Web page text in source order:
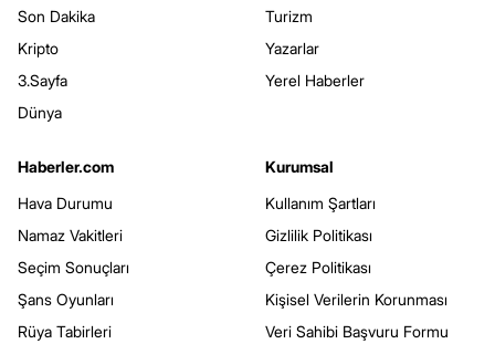
Son Dakika
Kripto
3.Sayfa
Dünya
Turizm
Yazarlar
Yerel Haberler
Haberler.com
Hava Durumu
Namaz Vakitleri
Seçim Sonuçları
Şans Oyunları
Rüya Tabirleri
Kurumsal
Kullanım Şartları
Gizlilik Politikası
Çerez Politikası
Kişisel Verilerin Korunması
Veri Sahibi Başvuru Formu